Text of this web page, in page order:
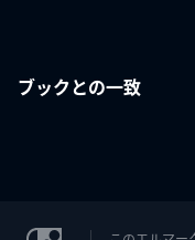
ブックとの一致